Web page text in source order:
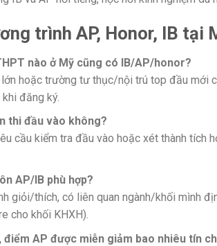
trình AP, Honor, IB tại
nào ở Mỹ cũng có IB/AP/honor?
hoặc trường tư thục/nội trú top đầu mới
đăng ký.
thi đầu vào không?
cầu kiểm tra đầu vào hoặc xét thành tích
AP/IB phù hợp?
giỏi/thích, có liên quan ngành/khối mình
cho khối KHXH).
điểm AP được miễn giảm bao nhiêu tín